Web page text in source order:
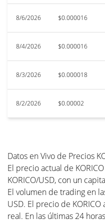
8/6/2026 $0.000016
8/4/2026 $0.000016
8/3/2026 $0.000018
8/2/2026 $0.00002
Datos en Vivo de Precios
El precio actual de
KORICO/USD, con un
El volumen de trading en
USD. El precio de
real. En las últimas 24